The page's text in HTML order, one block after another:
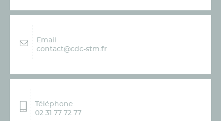
Email
contact@cdc-stm.fr
Téléphone
02 31 77 72 77